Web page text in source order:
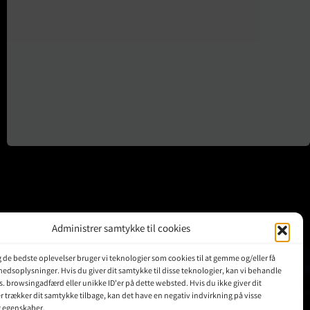
Administrer samtykke til cookies
de bedste oplevelser bruger vi teknologier som cookies til at gemme og/eller få
Hvis du giver dit samtykke til disse teknologier, kan vi behandle
browsingadfærd eller unikke ID'er på dette websted. Hvis du ikke giver dit
trækker dit samtykke tilbage, kan det have en negativ indvirkning på visse
KUNDER